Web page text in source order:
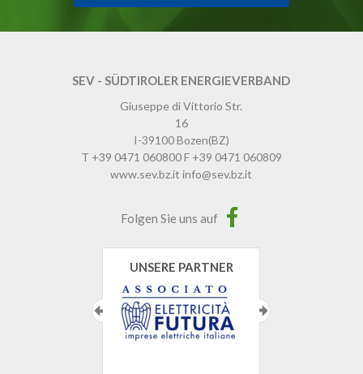
SEV - SÜDTIROLER ENERGIEVERBAND
Giuseppe di Vittorio Str.
16
I-39100Bozen(BZ)
T +39 0471 060800F +39 0471 060809
www.sev.bz.it info@sev.bz.it
Folgen Sie uns auf
UNSERE PARTNER